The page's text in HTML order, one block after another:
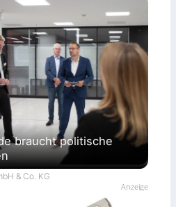
braucht politische
& Co. KG
Anzeige